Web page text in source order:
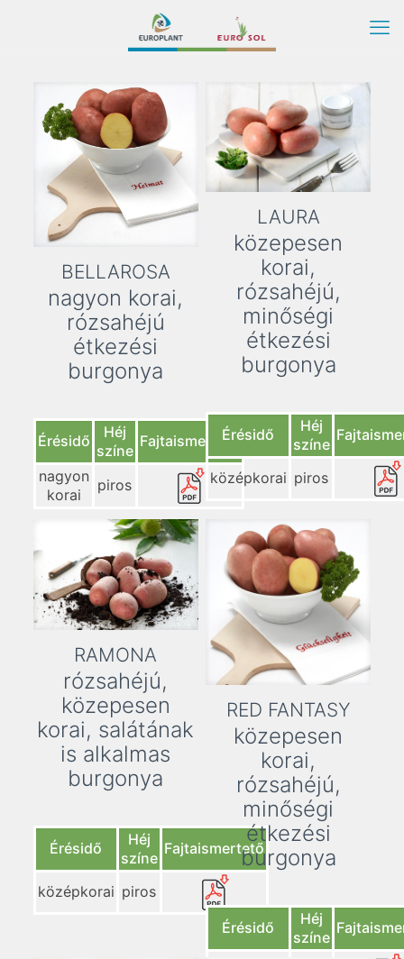
BELLAROSA
nagyon korai,
rózsahéjú
étkezési
burgonya
Érésidő
Héj
színe
Fajtaismertető
nagyon
korai
piros
LAURA
közepesen
korai,
rózsahéjú,
minőségi
étkezési
burgonya
Érésidő
Héj
színe
középkorai piros
RAMONA
rózsahéjú,
közepesen
korai, salátának
is alkalmas
burgonya
Érésidő
Héj
színe
Fajtaismertető
középkorai piros
RED FANTASY
közepesen
korai,
rózsahéjú,
minőségi
étkezési
burgonya
Érésidő
Héj
színe